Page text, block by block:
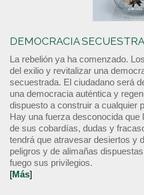
DEMOCRACIA
La rebelión ya ha comenzado.
del exilio y revitalizar una
secuestrada. El ciudadano será
una democracia auténtica y
dispuesto a construir a cualquier
Hay una fuerza desconocida
de sus cobardías, dudas y
tendrá que atravesar desiertos y
peligros y de alimañas
fuego sus privilegios.
[Más]